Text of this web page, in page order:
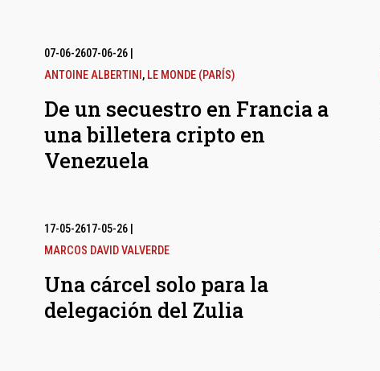
07-06-2607-06-26|
ANTOINE ALBERTINI , LE MONDE (PARÍS)
De un secuestro en Francia a
una billetera cripto en
Venezuela
17-05-2617-05-26|
MARCOS DAVID VALVERDE
Una cárcel solo para la
delegación del Zulia